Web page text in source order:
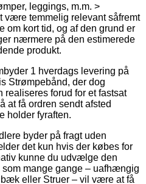
leggings, m.m. >
være temmelig relevant såfremt
om kort tid, og af den grund er
nærmere på den estimerede
produkt.
1 hverdags levering på
Strømpebånd, der dog
forud for et fastsat
at få ordren sendt afsted
holder fyraften.
byder på fragt uden
det kun hvis der købes for
kunne du udvælge den
mange gange – uafhængig
eller Struer – vil være at få